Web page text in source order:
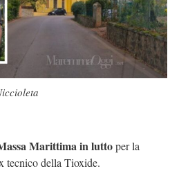
Marittima in luttoper la
tecnico della Tioxide.